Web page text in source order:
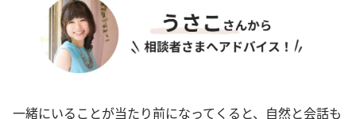
一緒にいることが当たり前になってくると、自然と会話も